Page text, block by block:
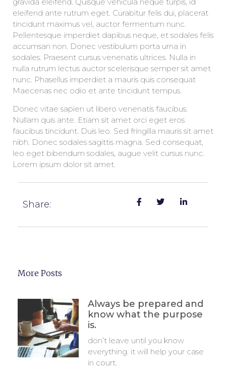
eleifend ante rutrum eget. Curabitur felis dui, placerat
tincidunt maximus vel, auctor fermentum nunc.
Pellentesque imperdiet dapibus neque, et sodales felis
accumsan non. Donec vestibulum porta urna in
sodales. Praesent cursus venenatis ultrices. Nulla in
nulla rutrum lectus auctor scelerisque semper sit amet
nunc. Phasellus imperdiet a mauris quis consequat
Maecenas nec odio et ante tincidunt tempus.
Donec vitae sapien ut libero venenatis faucibus.
Nullam quis ante. Etiam sit amet orci eget eros
faucibus tincidunt. Duis leo. Sed fringilla mauris sit amet
nibh. Donec sodales sagittis magna. Sed consequat,
leo eget bibendum sodales, augue velit cursus nunc.
Lorem ipsum dolor sit amet.
Share:
More Posts
Always be prepared and
know what the purpose
is.
don’t leave until you know
everything. it will help your case
in court.